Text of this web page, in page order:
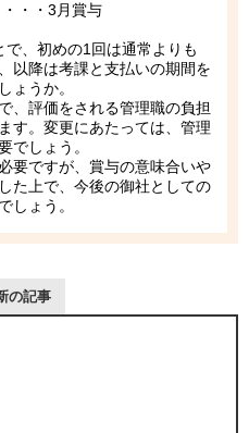
・・3月賞与
、初めの1回は通常よりも
以降は考課と支払いの期間を
ょうか。
、評価をされる管理職の負担
す。変更にあたっては、管理
でしょう。
要ですが、賞与の意味合いや
た上で、今後の御社としての
しょう。
の記事